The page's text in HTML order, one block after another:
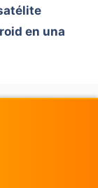
en una